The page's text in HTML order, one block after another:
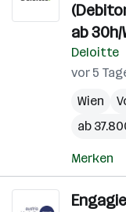
ab
Deloitte
vor 5
Wien
ab
Merken